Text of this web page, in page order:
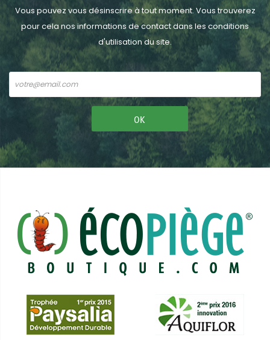
Vous pouvez vous désinscrire à tout moment. Vous trouverez
pour cela nos informations de contact dans les conditions
d'utilisation du site.